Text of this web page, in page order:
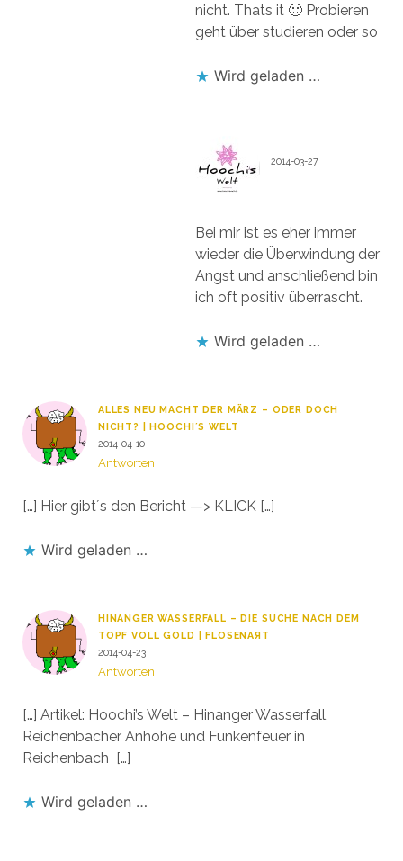
nicht. Thats it 🙂 Probieren
geht über studieren oder so
Wird geladen …
2014-03-27
Bei mir ist es eher immer
wieder die Überwindung der
Angst und anschließend bin
ich oft positiv überrascht.
Wird geladen …
ALLES NEU MACHT DER MÄRZ – ODER DOCH
NICHT? | HOOCHI´S WELT
2014-04-10
Antworten
[…] Hier gibt´s den Bericht —> KLICK […]
Wird geladen …
HINANGER WASSERFALL – DIE SUCHE NACH DEM
TOPF VOLL GOLD | FLOSENAЯT
2014-04-23
Antworten
[…] Artikel: Hoochi’s Welt – Hinanger Wasserfall,
Reichenbacher Anhöhe und Funkenfeuer in
Reichenbach […]
Wird geladen …